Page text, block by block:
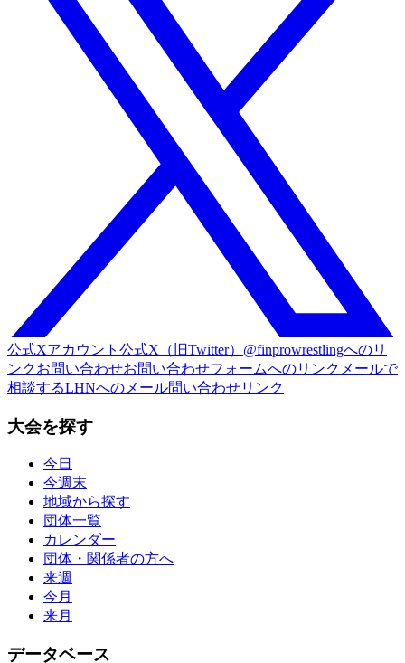
公式Xアカウント 公式X（旧Twitter）@finprowrestlingへのリ
ンクお問い合わせお問い合わせフォームへのリンク メールで
相談するLHNへのメール問い合わせリンク
大会を探す
今日
今週末
地域から探す
団体一覧
カレンダー
団体・関係者の方へ
来週
今月
来月
データベース